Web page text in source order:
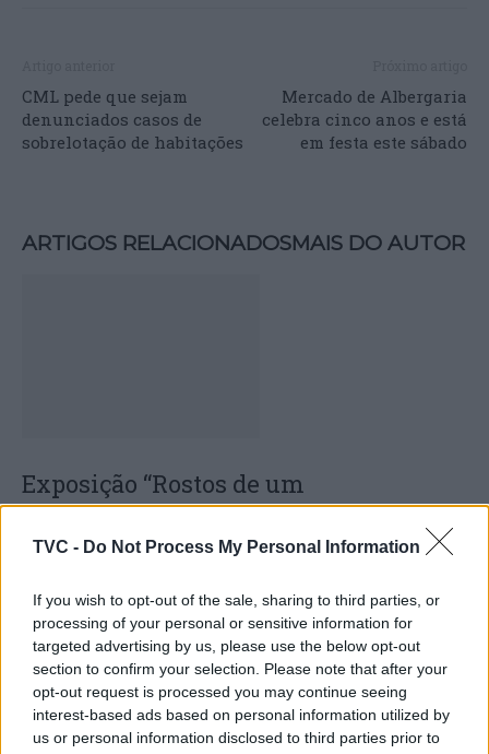
TVC - Do Not Process My Personal Information
If you wish to opt-out of the sale, sharing to third parties, or
processing of your personal or sensitive information for
targeted advertising by us, please use the below opt-out
section to confirm your selection. Please note that after your
opt-out request is processed you may continue seeing
interest-based ads based on personal information utilized by
us or personal information disclosed to third parties prior to
CML pede que sejam
denunciados casos de
sobrelotação de habitações
Mercado de Albergaria
celebra cinco anos e está
em festa este sábado
ARTIGOS RELACIONADOSMAIS DO AUTOR
Exposição “Rostos de um
Compromisso” prolongada até
domingo em Lamego